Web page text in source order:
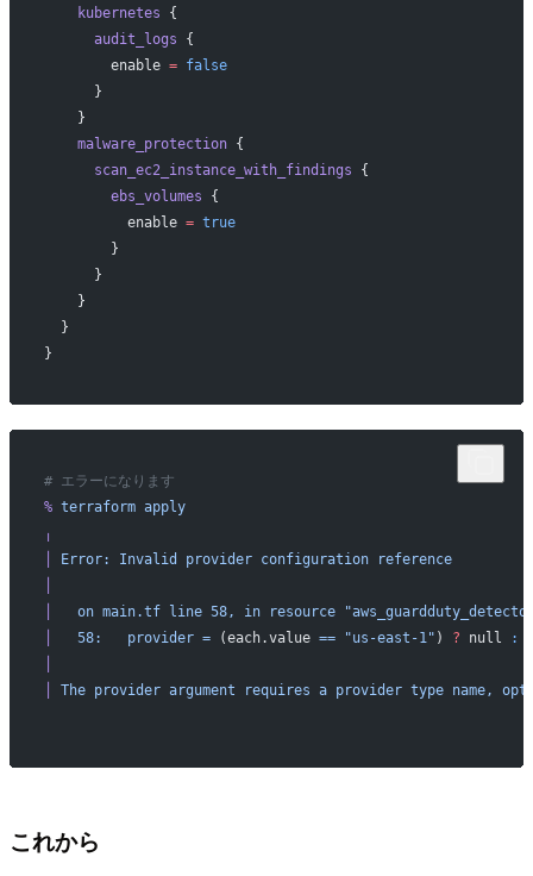
    kubernetes
{
      audit_logs
{
        enable
= false
      }
    }
    malware_protection
{
      scan_ec2_instance_with_findings
{
        ebs_volumes
{
          enable
= true
        }
      }
    }
  }
}
# エラーになります
% terraform apply
╷
Error: Invalid provider configuration reference
   on
main.tf line 58, in resource
   58:
   provider
= (each.value == "us-east-1" ) ? null :
The provider argument requires a provider type name,
これから